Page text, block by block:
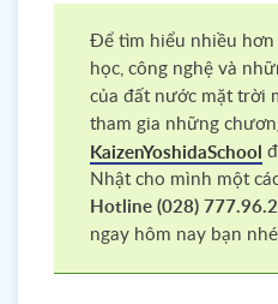
Để tìm hiểu nhiều hơn
học, công nghệ và
của đất nước mặt trời
tham gia những
KaizenYoshidaSchool
Nhật cho mình một
Hotline (028)
ngay hôm nay bạn